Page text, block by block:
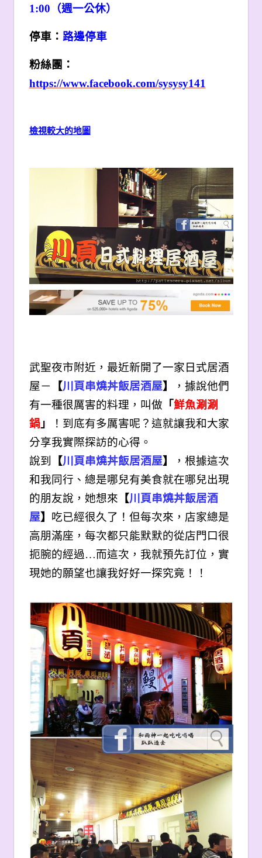
1:00（週一公休）
停車： 路邊停車
粉絲團：
https://www.facebook.com/sysysy141
檢視較大的地圖
武聖夜市附近，最近新開了一家日式居酒
屋－
【川頁串燒丼飯居酒屋】
，據說他們
有一種很厲害的料理，叫做 「鮮魚涮涮
鍋」
！到底有多厲害呢？這就讓我和大家
分享我實際探訪的心得。
說到
【川頁串燒丼飯居酒屋】
，根據這次
和我同行、總是哪兒有美食就在哪兒出現
的朋友說，她想來 【川頁串燒丼飯居酒
屋】 吃已經很久了！但每次來，店家總是
高朋滿座，每次都只能默默的從店門口很
扼腕的經過…而這次，我就預先訂位，實
現她的願望也讓我好好一探究竟！！